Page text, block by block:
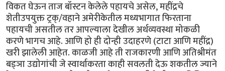
विकत घेऊन ताज बॉस्टन केलेले पहायचे असेल, महींद्रचे
शेतीउपयुक्त ट्रक्/वहाने अमेरीकेतील मध्यभागात फिरताना
पहायची असतील तर आपल्याला देखील अर्थव्यवस्था मोकळी
करणे भागच आहे. आणि हो ही दोन्ही उदाहरणे (टाटा आणि महींद्र)
खरी झालेली आहेत. काळजी आहे ती राजकारणी आणि अतिश्रीमंत
बड्ञा उद्योगांची जे स्वार्थाकरता काही सवलती देऊ शकतील ज्याने